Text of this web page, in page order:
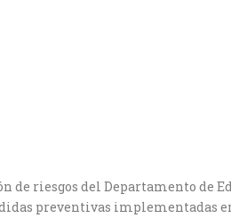
de riesgos del Departamento de
preventivas implementadas